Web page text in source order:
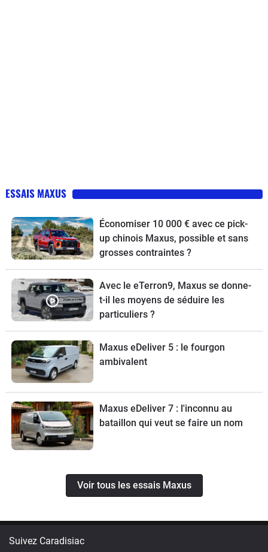
ESSAIS MAXUS
Économiser 10 000 € avec ce pick-
up chinois Maxus, possible et sans
grosses contraintes ?
Avec le eTerron9, Maxus se donne-
t-il les moyens de séduire les
particuliers ?
Maxus eDeliver 5 : le fourgon
ambivalent
Maxus eDeliver 7 : l'inconnu au
bataillon qui veut se faire un nom
Voir tous les essais Maxus
Suivez Caradisiac